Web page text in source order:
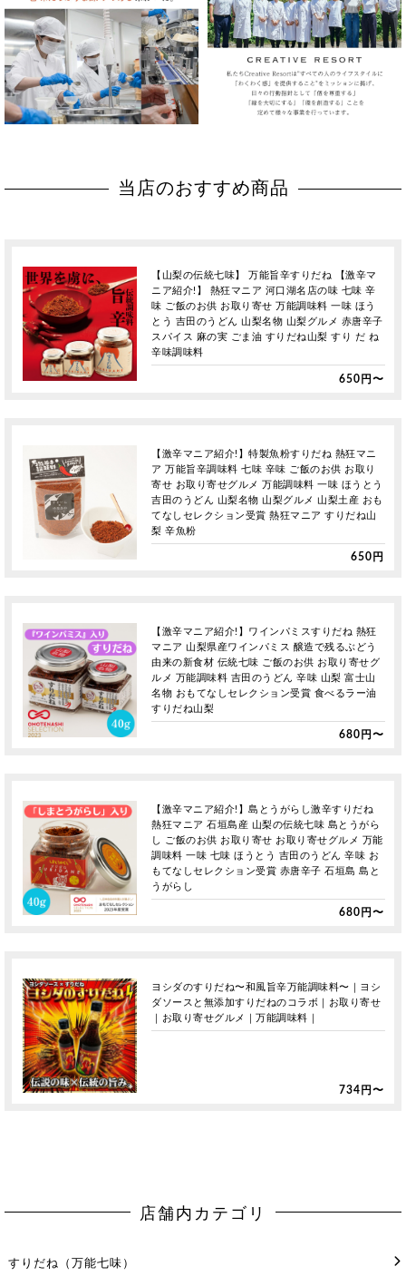
店舗内カテゴリ
すりだね（万能七味）
当店のおすすめ商品
【山梨の伝統七味】 万能旨辛すりだね 【激辛マ
ニア紹介!】 熱狂マニア 河口湖名店の味 七味 辛
味 ご飯のお供 お取り寄せ 万能調味料 一味 ほう
とう 吉田のうどん 山梨名物 山梨グルメ 赤唐辛子
スパイス 麻の実 ごま油 すりだね山梨 すり だ ね
辛味調味料
650円〜
【激辛マニア紹介!】特製魚粉すりだね 熱狂マニ
ア 万能旨辛調味料 七味 辛味 ご飯のお供 お取り
寄せ お取り寄せグルメ 万能調味料 一味 ほうとう
吉田のうどん 山梨名物 山梨グルメ 山梨土産 おも
てなしセレクション受賞 熱狂マニア すりだね山
梨 辛魚粉
650円
【激辛マニア紹介!】ワインパミスすりだね 熱狂
マニア 山梨県産ワインパミス 醸造で残るぶどう
由来の新食材 伝統七味 ご飯のお供 お取り寄せグ
ルメ 万能調味料 吉田のうどん 辛味 山梨 富士山
名物 おもてなしセレクション受賞 食べるラー油
すりだね山梨
680円〜
【激辛マニア紹介!】島とうがらし激辛すりだね
熱狂マニア 石垣島産 山梨の伝統七味 島とうがら
し ご飯のお供 お取り寄せ お取り寄せグルメ 万能
調味料 一味 七味 ほうとう 吉田のうどん 辛味 お
もてなしセレクション受賞 赤唐辛子 石垣島 島と
うがらし
680円〜
ヨシダのすりだね〜和風旨辛万能調味料〜｜ヨシ
ダソースと無添加すりだねのコラボ｜お取り寄せ
｜お取り寄せグルメ｜万能調味料｜
734円〜